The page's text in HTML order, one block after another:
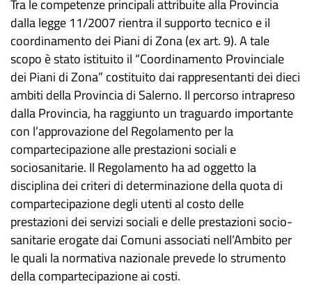
Tra le competenze principali attribuite alla Provincia
dalla legge 11/2007 rientra il supporto tecnico e il
coordinamento dei Piani di Zona (ex art. 9). A tale
scopo è stato istituito il “Coordinamento Provinciale
dei Piani di Zona” costituito dai rappresentanti dei dieci
ambiti della Provincia di Salerno. Il percorso intrapreso
dalla Provincia, ha raggiunto un traguardo importante
con l’approvazione del Regolamento per la
compartecipazione alle prestazioni sociali e
sociosanitarie. Il Regolamento ha ad oggetto la
disciplina dei criteri di determinazione della quota di
compartecipazione degli utenti al costo delle
prestazioni dei servizi sociali e delle prestazioni socio-
sanitarie erogate dai Comuni associati nell’Ambito per
le quali la normativa nazionale prevede lo strumento
della compartecipazione ai costi.